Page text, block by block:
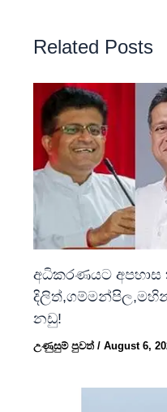
Related Posts
අධිකරණයට අපහාස
නඩු!
උණුසුම් පුවත්/August 6,